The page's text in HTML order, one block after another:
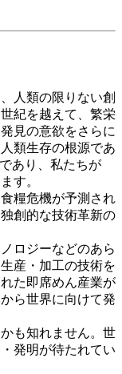
人類の限りない創
紀を越えて、繁栄
見の意欲をさらに
類生存の根源であ
あり、私たちが
す。
糧危機が予測され
創的な技術革新の
ロジーなどのあら
産・加工の技術を
た即席めん産業が
ら世界に向けて発
も知れません。世
発明が待たれてい